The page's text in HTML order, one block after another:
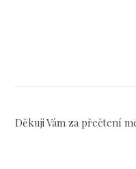
Děkuji Vám za přečtení